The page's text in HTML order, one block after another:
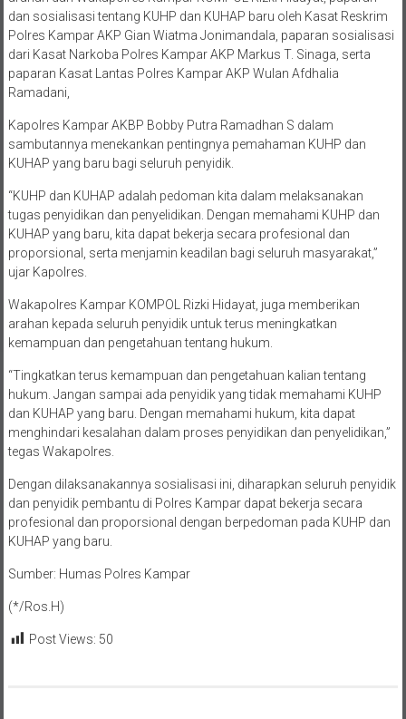
dan sosialisasi tentang KUHP dan KUHAP baru oleh Kasat Reskrim
Polres Kampar AKP Gian Wiatma Jonimandala, paparan sosialisasi
dari Kasat Narkoba Polres Kampar AKP Markus T. Sinaga, serta
paparan Kasat Lantas Polres Kampar AKP Wulan Afdhalia
Ramadani,
Kapolres Kampar AKBP Bobby Putra Ramadhan S dalam
sambutannya menekankan pentingnya pemahaman KUHP dan
KUHAP yang baru bagi seluruh penyidik.
“KUHP dan KUHAP adalah pedoman kita dalam melaksanakan
tugas penyidikan dan penyelidikan. Dengan memahami KUHP dan
KUHAP yang baru, kita dapat bekerja secara profesional dan
proporsional, serta menjamin keadilan bagi seluruh masyarakat,”
ujar Kapolres.
Wakapolres Kampar KOMPOL Rizki Hidayat, juga memberikan
arahan kepada seluruh penyidik untuk terus meningkatkan
kemampuan dan pengetahuan tentang hukum.
“Tingkatkan terus kemampuan dan pengetahuan kalian tentang
hukum. Jangan sampai ada penyidik yang tidak memahami KUHP
dan KUHAP yang baru. Dengan memahami hukum, kita dapat
menghindari kesalahan dalam proses penyidikan dan penyelidikan,”
tegas Wakapolres.
Dengan dilaksanakannya sosialisasi ini, diharapkan seluruh penyidik
dan penyidik pembantu di Polres Kampar dapat bekerja secara
profesional dan proporsional dengan berpedoman pada KUHP dan
KUHAP yang baru.
Sumber: Humas Polres Kampar
(*/Ros.H)
Post Views: 50